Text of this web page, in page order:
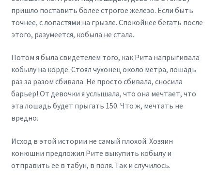
пришло поставить более строгое железо. Если быть
точнее, с лопастями на грызле. Спокойнее бегать после
этого, разумеется, кобыла не стала.
Потом я была свидетелем того, как Рита напрыгивала
кобылу на корде. Стоял чухонец около метра, лошадь
раз за разом сбивала. Не просто сбивала, сносила
барьер! От девочки я услышала, что она мечтает, что
эта лошадь будет прыгать 150. Что ж, мечтать не
вредно.
Исход в этой истории не самый плохой. Хозяин
конюшни предложил Рите выкупить кобылу и
отправить ее в табун, в поля. Так и случилось.